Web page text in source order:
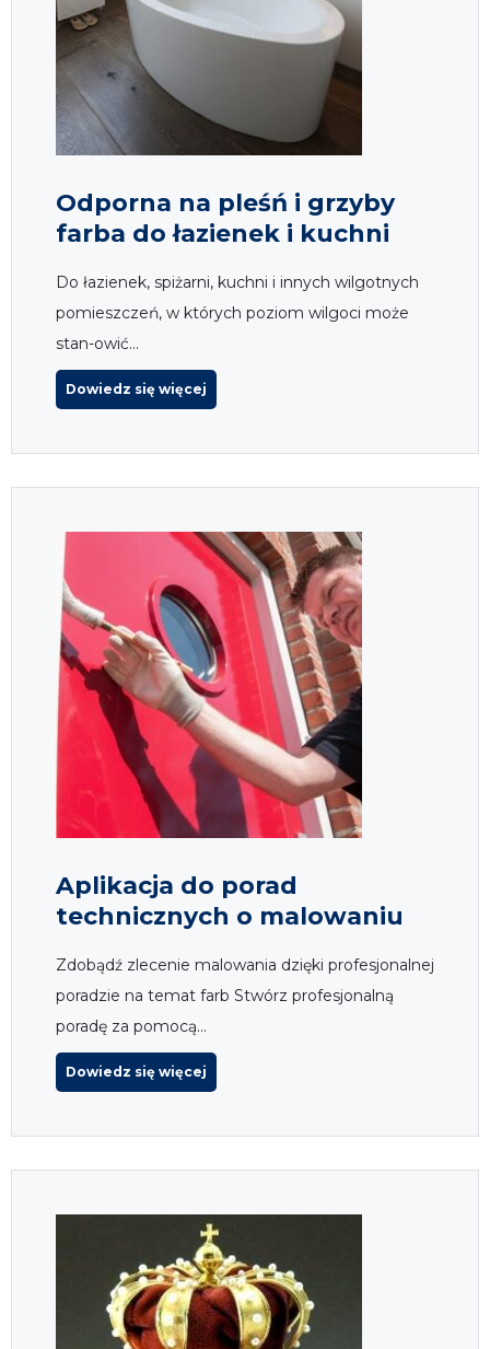
Odporna na pleśń i grzyby
farba do łazienek i kuchni
Do łazienek, spiżarni, kuchni i innych wilgotnych
pomieszczeń, w których poziom wilgoci może
stan-owić...
Dowiedz się więcej
Aplikacja do porad
technicznych o malowaniu
Zdobądź zlecenie malowania dzięki profesjonalnej
poradzie na temat farb Stwórz profesjonalną
poradę za pomocą...
Dowiedz się więcej